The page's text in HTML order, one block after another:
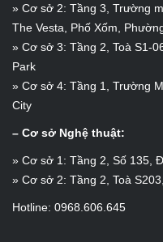
» Cơ sở 2: Tầng 3, Trường
The Vesta, Phố Xốm,
» Cơ sở 3: Tầng 2, Toà S1-
Park
» Cơ sở 4: Tầng 1, Trường
City
– Cơ sở Nghệ thuật:
» Cơ sở 1: Tầng 2, Số 135,
» Cơ sở 2: Tầng 2, Toà
Hotline: 0968.606.645